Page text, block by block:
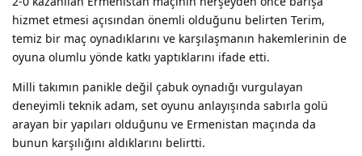
hizmet etmesi açısından önemli olduğunu belirten Terim,
temiz bir maç oynadıklarını ve karşılaşmanın hakemlerinin de
oyuna olumlu yönde katkı yaptıklarını ifade etti.
Milli takımın panikle değil çabuk oynadığı vurgulayan
deneyimli teknik adam, set oyunu anlayışında sabırla golü
arayan bir yapıları olduğunu ve Ermenistan maçında da
bunun karşılığını aldıklarını belirtti.